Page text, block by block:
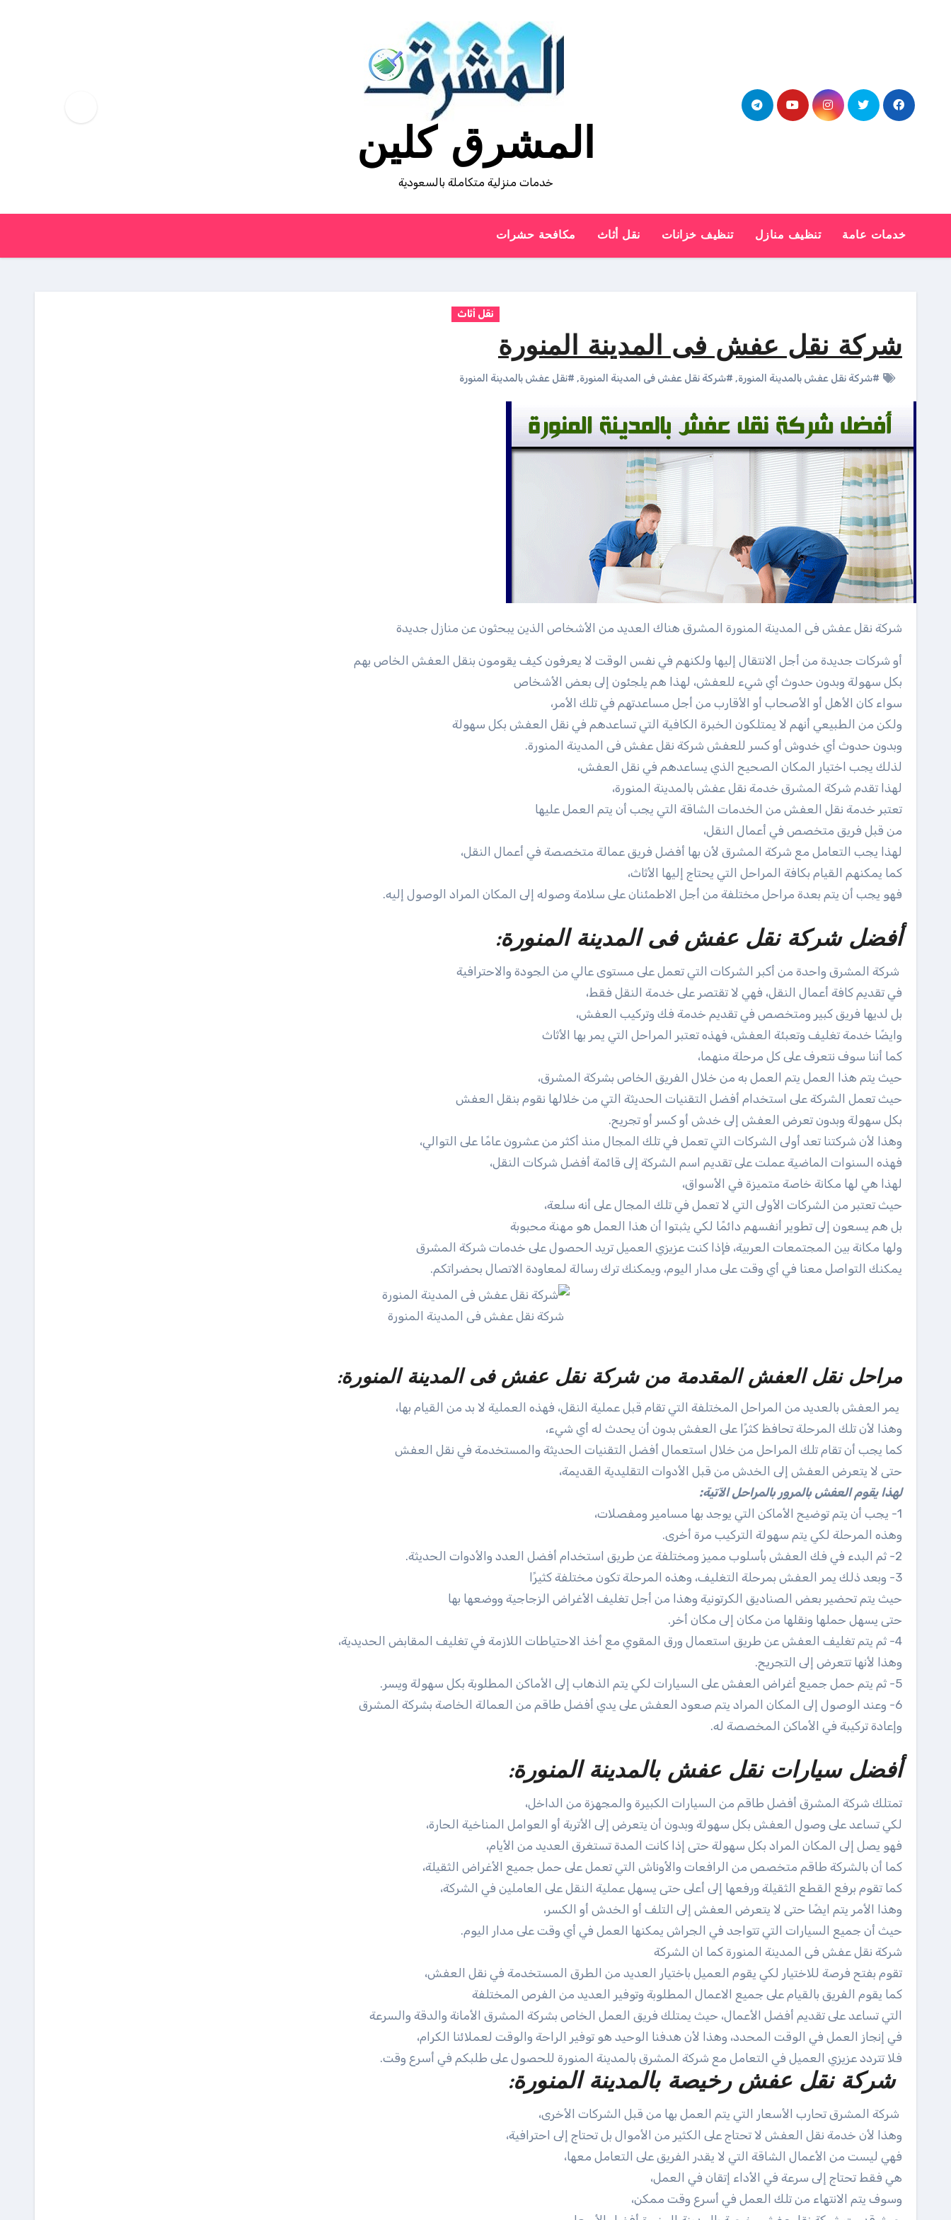
المشرق كلين
خدمات منزلية متكاملة بالسعودية
خدمات عامة تنظيف منازل تنظيف خزانات نقل أثاث مكافحة حشرات
نقل أثاث
شركة نقل عفش فى المدينة المنورة
#شركة نقل عفش بالمدينة المنورة, #شركة نقل عفش فى المدينة المنورة, #نقل عفش بالمدينة المنورة
شركة نقل عفش فى المدينة المنورة المشرق هناك العديد من الأشخاص الذين يبحثون عن منازل جديدة
أو شركات جديدة من أجل الانتقال إليها ولكنهم في نفس الوقت لا يعرفون كيف يقومون بنقل العفش الخاص بهم
بكل سهولة وبدون حدوث أي شيء للعفش، لهذا هم يلجئون إلى بعض الأشخاص
سواء كان الأهل أو الأصحاب أو الأقارب من أجل مساعدتهم في تلك الأمر،
ولكن من الطبيعي أنهم لا يمتلكون الخبرة الكافية التي تساعدهم في نقل العفش بكل سهولة
وبدون حدوث أي خدوش أو كسر للعفش شركة نقل عفش فى المدينة المنورة.
لذلك يجب اختيار المكان الصحيح الذي يساعدهم في نقل العفش،
لهذا تقدم شركة المشرق خدمة نقل عفش بالمدينة المنورة،
تعتبر خدمة نقل العفش من الخدمات الشاقة التي يجب أن يتم العمل عليها
من قبل فريق متخصص في أعمال النقل،
لهذا يجب التعامل مع شركة المشرق لأن بها أفضل فريق عمالة متخصصة في أعمال النقل،
كما يمكنهم القيام بكافة المراحل التي يحتاج إليها الأثاث،
فهو يجب أن يتم بعدة مراحل مختلفة من أجل الاطمئنان على سلامة وصوله إلى المكان المراد الوصول إليه.
أفضل شركة نقل عفش فى المدينة المنورة:
شركة المشرق واحدة من أكبر الشركات التي تعمل على مستوى عالي من الجودة والاحترافية
في تقديم كافة أعمال النقل، فهي لا تقتصر على خدمة النقل فقط،
بل لديها فريق كبير ومتخصص في تقديم خدمة فك وتركيب العفش،
وايضًا خدمة تغليف وتعبئة العفش، فهذه تعتبر المراحل التي يمر بها الأثاث
كما أننا سوف نتعرف على كل مرحلة منهما،
حيث يتم هذا العمل يتم العمل به من خلال الفريق الخاص بشركة المشرق،
حيث تعمل الشركة على استخدام أفضل التقنيات الحديثة التي من خلالها نقوم بنقل العفش
بكل سهولة وبدون تعرض العفش إلى خدش أو كسر أو تجريح.
وهذا لأن شركتنا تعد أولى الشركات التي تعمل في تلك المجال منذ أكثر من عشرون عامًا على التوالي،
فهذه السنوات الماضية عملت على تقديم اسم الشركة إلى قائمة أفضل شركات النقل،
لهذا هي لها مكانة خاصة متميزة في الأسواق،
حيث تعتبر من الشركات الأولى التي لا تعمل في تلك المجال على أنه سلعة،
بل هم يسعون إلى تطوير أنفسهم دائمًا لكي يثبتوا أن هذا العمل هو مهنة محبوبة
ولها مكانة بين المجتمعات العربية، فإذا كنت عزيزي العميل تريد الحصول على خدمات شركة المشرق
يمكنك التواصل معنا في أي وقت على مدار اليوم، ويمكنك ترك رسالة لمعاودة الاتصال بحضراتكم.
شركة نقل عفش فى المدينة المنورة
مراحل نقل العفش المقدمة من شركة نقل عفش فى المدينة المنورة:
يمر العفش بالعديد من المراحل المختلفة التي تقام قبل عملية النقل، فهذه العملية لا بد من القيام بها،
وهذا لأن تلك المرحلة تحافظ كثرًا على العفش بدون أن يحدث له أي شيء،
كما يجب أن تقام تلك المراحل من خلال استعمال أفضل التقنيات الحديثة والمستخدمة في نقل العفش
حتى لا يتعرض العفش إلى الخدش من قبل الأدوات التقليدية القديمة،
لهذا يقوم العفش بالمرور بالمراحل الآتية:
1- يجب أن يتم توضيح الأماكن التي يوجد بها مسامير ومفصلات،
وهذه المرحلة لكي يتم سهولة التركيب مرة أخرى.
2- ثم البدء في فك العفش بأسلوب مميز ومختلفة عن طريق استخدام أفضل العدد والأدوات الحديثة.
3- وبعد ذلك يمر العفش بمرحلة التغليف، وهذه المرحلة تكون مختلفة كثيرًا
حيث يتم تحضير بعض الصناديق الكرتونية وهذا من أجل تغليف الأغراض الزجاجية ووضعها بها
حتى يسهل حملها ونقلها من مكان إلى مكان أخر.
4- ثم يتم تغليف العفش عن طريق استعمال ورق المقوي مع أخذ الاحتياطات اللازمة في تغليف المقابض الحديدية،
وهذا لأنها تتعرض إلى التجريح.
5- ثم يتم حمل جميع أغراض العفش على السيارات لكي يتم الذهاب إلى الأماكن المطلوبة بكل سهولة ويسر.
6- وعند الوصول إلى المكان المراد يتم صعود العفش على يدي أفضل طاقم من العمالة الخاصة بشركة المشرق
وإعادة تركيبة في الأماكن المخصصة له.
أفضل سيارات نقل عفش بالمدينة المنورة:
تمتلك شركة المشرق أفضل طاقم من السيارات الكبيرة والمجهزة من الداخل،
لكي تساعد على وصول العفش بكل سهولة وبدون أن يتعرض إلى الأتربة أو العوامل المناخية الحارة،
فهو يصل إلى المكان المراد بكل سهولة حتى إذا كانت المدة تستغرق العديد من الأيام،
كما أن بالشركة طاقم متخصص من الرافعات والأوناش التي تعمل على حمل جميع الأغراض الثقيلة،
كما تقوم برفع القطع الثقيلة ورفعها إلى أعلى حتى يسهل عملية النقل على العاملين في الشركة،
وهذا الأمر يتم ايضًا حتى لا يتعرض العفش إلى التلف أو الخدش أو الكسر،
حيث أن جميع السيارات التي تتواجد في الجراش يمكنها العمل في أي وقت على مدار اليوم.
شركة نقل عفش فى المدينة المنورة كما ان الشركة
تقوم بفتح فرصة للاختيار لكي يقوم العميل باختيار العديد من الطرق المستخدمة في نقل العفش،
كما يقوم الفريق بالقيام على جميع الاعمال المطلوبة وتوفير العديد من الفرص المختلفة
التي تساعد على تقديم أفضل الأعمال، حيث يمتلك فريق العمل الخاص بشركة المشرق الأمانة والدقة والسرعة
في إنجاز العمل في الوقت المحدد، وهذا لأن هدفنا الوحيد هو توفير الراحة والوقت لعملائنا الكرام،
فلا تتردد عزيزي العميل في التعامل مع شركة المشرق بالمدينة المنورة للحصول على طلبكم في أسرع وقت.
شركة نقل عفش رخيصة بالمدينة المنورة:
شركة المشرق تحارب الأسعار التي يتم العمل بها من قبل الشركات الأخرى،
وهذا لأن خدمة نقل العفش لا تحتاج على الكثير من الأموال بل تحتاج إلى احترافية،
فهي ليست من الأعمال الشاقة التي لا يقدر الفريق على التعامل معها،
هي فقط تحتاج إلى سرعة في الأداء إتقان في العمل،
وسوف يتم الانتهاء من تلك العمل في أسرع وقت ممكن،